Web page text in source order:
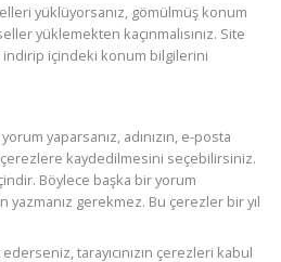
yüklüyorsanız, gömülmüş konum
yüklemekten kaçınmalısınız. Site
içindeki konum bilgilerini
yaparsanız, adınızın, e-posta
kaydedilmesini seçebilirsiniz.
Böylece başka bir yorum
yazmanız gerekmez. Bu çerezler bir yıl
tarayıcınızın çerezleri kabul